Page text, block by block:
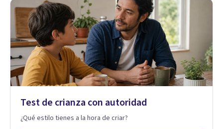
Test de crianza con autoridad
¿Qué estilo tienes a la hora de criar?